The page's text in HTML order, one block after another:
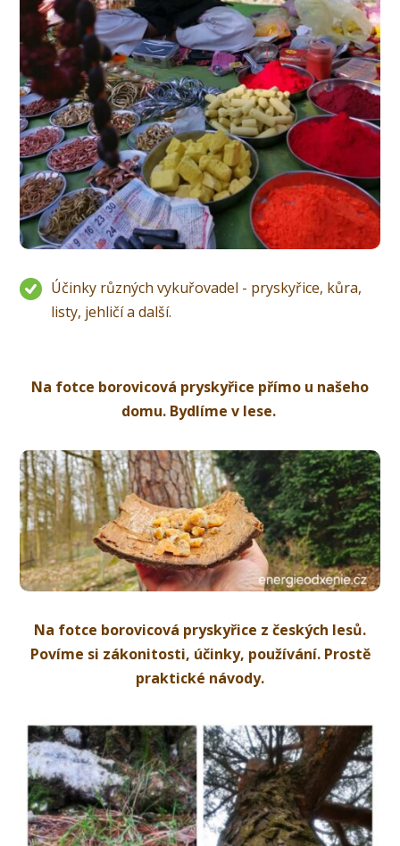
Účinky různých vykuřovadel - pryskyřice, kůra,
listy, jehličí a další.
Na fotce borovicová pryskyřice přímo u našeho
domu. Bydlíme v lese.
Na fotce borovicová pryskyřice z českých lesů.
Povíme si zákonitosti, účinky, používání. Prostě
praktické návody.